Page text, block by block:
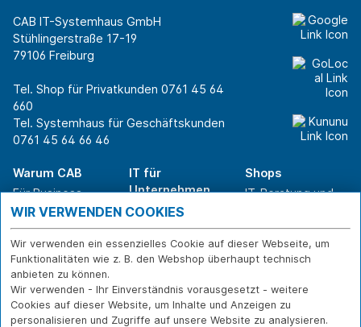
CAB IT-Systemhaus GmbH
Stühlingerstraße 17-19
79106 Freiburg
Tel. Shop für Privatkunden 0761 45 64
660
Tel. Systemhaus für Geschäftskunden
0761 45 64 66 46
Warum CAB
Für Business-
Entscheider
Für IT-Leiter
Für Privatkunden
Erfolgsgeschichte
n
Branchen
IT für
Unternehmen
IT-Security
IT-Infrastruktur
IT-Service
Softwarelösungen
Shops
IT-Beratung und
Reparatur
Onlineshop
Versand- und
Rücksendung und
Widerruf
WIR VERWENDEN COOKIES
Wir verwenden ein essenzielles Cookie auf dieser Webseite, um
Funktionalitäten wie z. B. den Webshop überhaupt technisch
anbieten zu können.
Wir verwenden - Ihr Einverständnis vorausgesetzt - weitere
Cookies auf dieser Website, um Inhalte und Anzeigen zu
personalisieren und Zugriffe auf unsere Website zu analysieren.